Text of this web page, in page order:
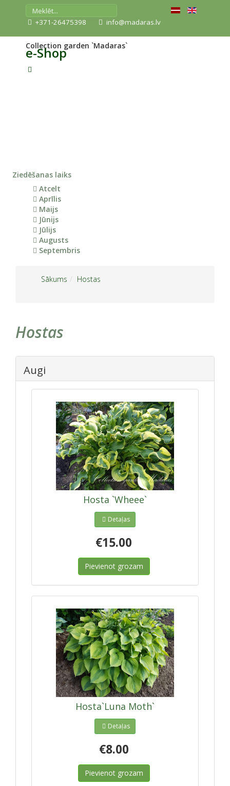
+371-26475398 info@madaras.lv
e-Shop
Collection garden `Madaras`
Ziedēšanas laiks
Atcelt
Aprīlis
Maijs
Jūnijs
Jūlijs
Augusts
Septembris
Sākums Hostas
Hostas
Augi
Hosta `Wheee`
Detaļas
€15.00
Pievienot grozam
Hosta`Luna Moth`
Detaļas
€8.00
Pievienot grozam